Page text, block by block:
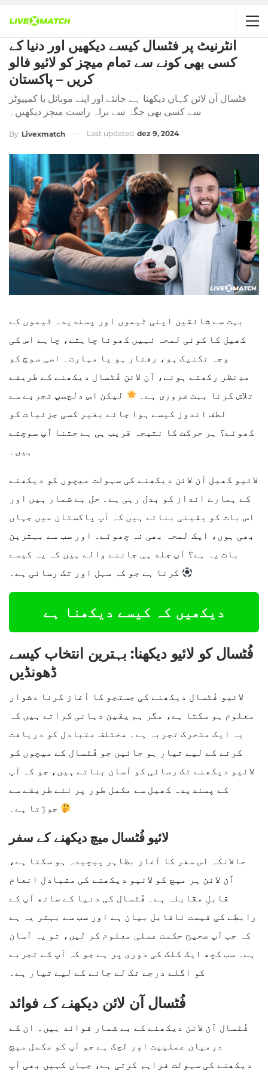
انٹرنیٹ پر فٹسال کیسے دیکھیں اور دنیا کے
کسی بھی کونے سے تمام میچز کو لائیو فالو
کریں – پاکستان
فٹسال آن لائن کہاں دیکھنا ہے جانئے اور اپنے موبائل یا کمپیوٹر
سے کسی بھی جگہ سے براہ راست میچز دیکھیں۔
By Livexmatch Last updated dez 9, 2024
بہت سے شائقین اپنی ٹیموں اور پسندیدہ ٹیموں کے
کھیل کا کوئی لمحہ نہیں کھونا چاہتے، چاہے اس کی
وجہ تکنیک ہو، رفتار ہو یا مہارت۔ اسی سوچ کو
مدِنظر رکھتے ہوئے، آن لائن فُٹسال دیکھنے کے طریقے
تلاش کرنا بہت ضروری ہے۔
لیکن اس دلچسپ تجربے سے
لطف اندوز کیسے ہوا جائے بغیر کسی جزئیات کو
کھوئے؟ ہر حرکت کا نتیجہ قریب ہی ہے جتنا آپ سوچتے
ہیں۔
لائیو کھیل آن لائن دیکھنے کی سہولت میچوں کو دیکھنے
کے ہمارے انداز کو بدل رہی ہے۔ حل بے شمار ہیں اور
اس بات کو یقینی بناتے ہیں کہ آپ پاکستان میں جہاں
بھی ہوں، ایک لمحہ بھی نہ چھوٹے۔ اور سب سے بہترین
بات یہ ہے؟ آپ جلد ہی جاننے والے ہیں کہ یہ کیسے
دیکھیں کہ کیسے دیکھنا ہے
فُٹسال کو لائیو دیکھنا: بہترین انتخاب کیسے
ڈھونڈیں
لائیو فُٹسال دیکھنے کی جستجو کا آغاز کرنا دشوار
معلوم ہو سکتا ہے، مگر ہم یقین دہانی کراتے ہیں کہ
یہ ایک متحرک تجربہ ہے۔ مختلف متبادل کو دریافت
کرنے کے لیے تیار ہو جائیں جو فُٹسال کے میچوں کو
لائیو دیکھنے تک رسائی کو آسان بناتے ہیں، جو کہ آپ
کے پسندیدہ کھیل سے مکمل طور پر نئے طریقے سے
لائیو فُٹسال میچ دیکھنے کے سفر
حالانکہ اس سفر کا آغاز بظاہر پیچیدہ ہو سکتا ہے،
آن لائن ہر میچ کو لائیو دیکھنے کی متبادل انعام
قابلِ مقابلہ ہے۔ فُٹسال کی دنیا کے ساتھ آپ کے
رابطے کی قیمت ناقابل بیان ہے اور سب سے بہتر یہ ہے
کہ جب آپ صحیح حکمت عملی معلوم کر لیں، تو یہ آسان
ہے۔ سب کچھ ایک کلک کی دوری پر ہے جو کہ آپ کے تجربے
کو اگلے درجے تک لے جانے کے لیے تیار ہے۔
فُٹسال آن لائن دیکھنے کے فوائد
فُٹسال آن لائن دیکھنے کے بے شمار فوائد ہیں۔ ان کے
درمیان عملییت اور لچک ہے جو آپ کو مکمل میچ
دیکھنے کی سہولت فراہم کرتی ہے، جہاں کہیں بھی آپ